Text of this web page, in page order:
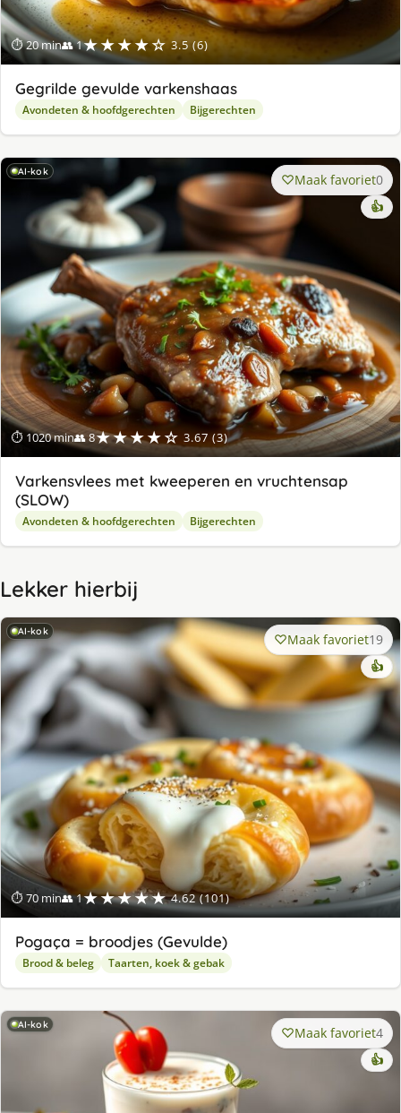
⏱ 20 min👥 1★★★★☆ 3.5 (6)
Gegrilde gevulde varkenshaas
Avondeten & hoofdgerechten Bijgerechten
AI-kok
⏱ 1020 min👥 8★★★★☆ 3.67 (3)
Maak favoriet0
👍
Varkensvlees met kweeperen en vruchtensap
(SLOW)
Avondeten & hoofdgerechten Bijgerechten
Lekker hierbij
AI-kok
⏱ 70 min👥 1★★★★★ 4.62 (101)
Maak favoriet19
👍
Pogaça = broodjes (Gevulde)
Brood & beleg Taarten, koek & gebak
AI-kok Maak favoriet4
👍